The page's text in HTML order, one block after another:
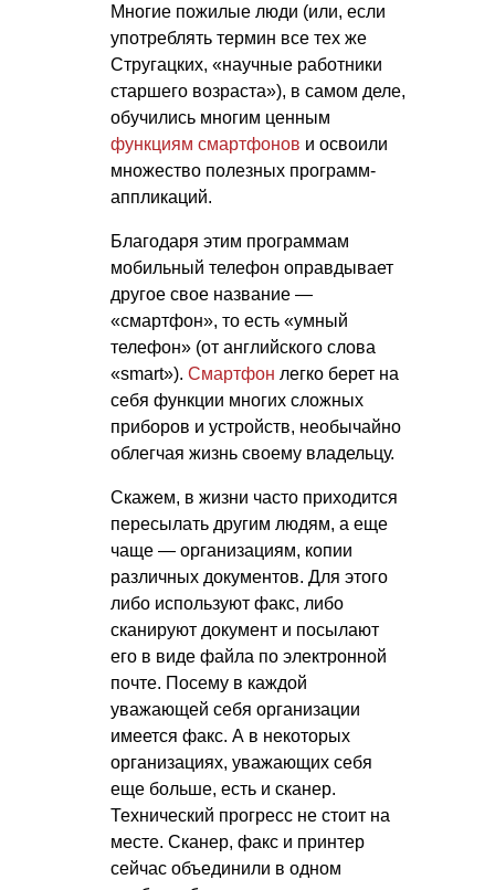
Многие пожилые люди (или, если
употреблять термин все тех же
Стругацких, «научные работники
старшего возраста»), в самом деле,
обучились многим ценным
функциям смартфонов и освоили
множество полезных программ-
аппликаций.
Благодаря этим программам
мобильный телефон оправдывает
другое свое название —
«смартфон», то есть «умный
телефон» (от английского слова
«smart»). Смартфон легко берет на
себя функции многих сложных
приборов и устройств, необычайно
облегчая жизнь своему владельцу.
Скажем, в жизни часто приходится
пересылать другим людям, а еще
чаще — организациям, копии
различных документов. Для этого
либо используют факс, либо
сканируют документ и посылают
его в виде файла по электронной
почте. Посему в каждой
уважающей себя организации
имеется факс. А в некоторых
организациях, уважающих себя
еще больше, есть и сканер.
Технический прогресс не стоит на
месте. Сканер, факс и принтер
сейчас объединили в одном